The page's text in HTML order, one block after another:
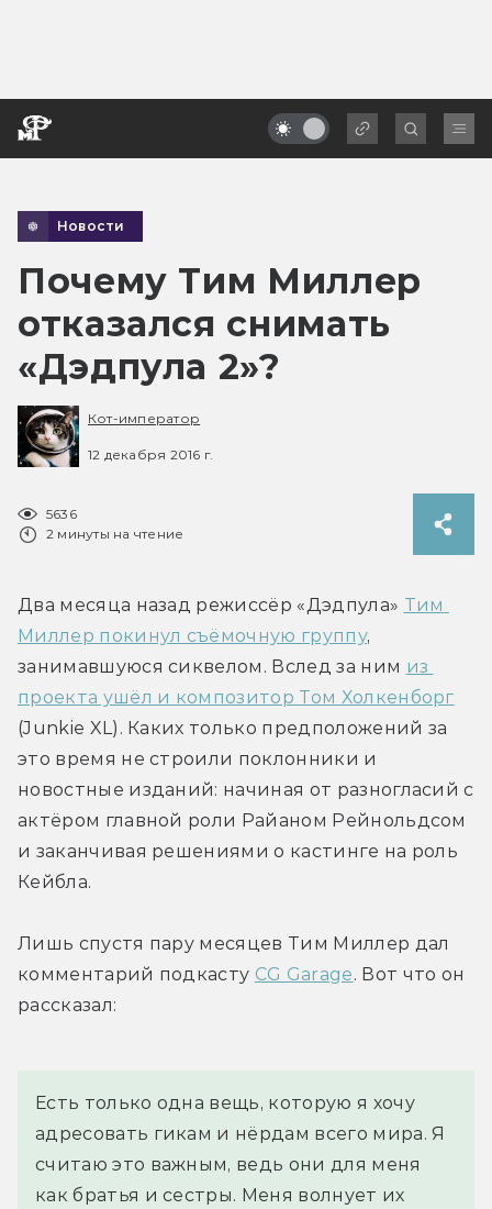
Новости
Почему Тим Миллер
отказался снимать
«Дэдпула 2»?
Кот-император
12 декабря 2016 г.
5636
2 минуты на чтение
Два месяца назад режиссёр «Дэдпула» Тим
Миллер покинул съёмочную группу,
занимавшуюся сиквелом. Вслед за ним из
проекта ушёл и композитор Том Холкенборг
(Junkie XL). Каких только предположений за
это время не строили поклонники и
новостные изданий: начиная от разногласий с
актёром главной роли Райаном Рейнольдсом
и заканчивая решениями о кастинге на роль
Кейбла.
Лишь спустя пару месяцев Тим Миллер дал
комментарий подкасту CG Garage. Вот что он
рассказал:
Есть только одна вещь, которую я хочу
адресовать гикам и нёрдам всего мира. Я
считаю это важным, ведь они для меня
как братья и сестры. Меня волнует их